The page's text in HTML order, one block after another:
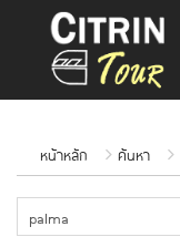
หน้าหลัก ค้นหา